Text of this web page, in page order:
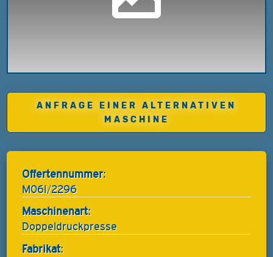
ANFRAGE EINER ALTERNATIVEN
MASCHINE
Offertennummer:
M06I/2296
Maschinenart:
Doppeldruckpresse
Fabrikat: